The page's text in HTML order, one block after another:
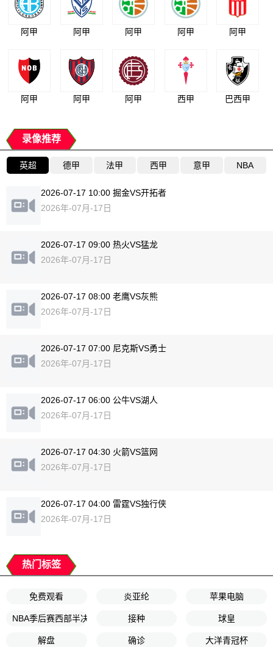
阿甲 阿甲 阿甲 阿甲 阿甲
阿甲 阿甲 阿甲 西甲 巴西甲
录像推荐
英超 德甲 法甲 西甲 意甲 NBA
2026-07-17 10:00 掘金VS开拓者
2026年-07月-17日
2026-07-17 09:00 热火VS猛龙
2026年-07月-17日
2026-07-17 08:00 老鹰VS灰熊
2026年-07月-17日
2026-07-17 07:00 尼克斯VS勇士
2026年-07月-17日
2026-07-17 06:00 公牛VS湖人
2026年-07月-17日
2026-07-17 04:30 火箭VS篮网
2026年-07月-17日
2026-07-17 04:00 雷霆VS独行侠
2026年-07月-17日
热门标签
免费观看 炎亚纶 苹果电脑
NBA季后赛西部半决赛G5 接种 球皇
解盘 确诊 大洋青冠杯